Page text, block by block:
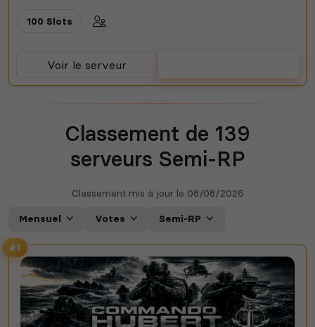
100 Slots
Voir le serveur
Classement de 139
serveurs Semi-RP
Classement mis à jour le 08/08/2026
Mensuel Votes Semi-RP
#1